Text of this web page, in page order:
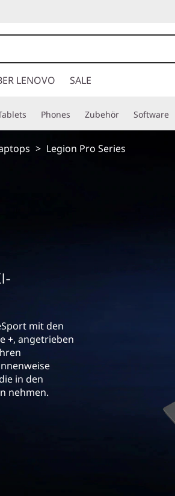
LENOVO SALE
Phones Zubehör Software
> Legion Pro Series
mit den
+, angetrieben
in den
nehmen.